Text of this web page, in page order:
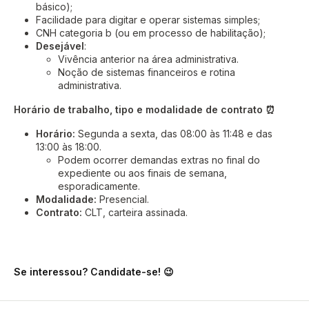
básico);
Facilidade para digitar e operar sistemas simples;
CNH categoria b (ou em processo de habilitação);
Desejável:
Vivência anterior na área administrativa.
Noção de sistemas financeiros e rotina
administrativa.
Horário de trabalho, tipo e modalidade de contrato ⏰
Horário: Segunda a sexta, das 08:00 às 11:48 e das
13:00 às 18:00.
Podem ocorrer demandas extras no final do
expediente ou aos finais de semana,
esporadicamente.
Modalidade: Presencial.
Contrato: CLT, carteira assinada.
Se interessou? Candidate-se! 😉